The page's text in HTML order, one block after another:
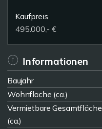
Kaufpreis
495.000,- €
Informationen
Baujahr
Wohnfläche (ca.)
Vermietbare Gesamtfläche
(ca.)